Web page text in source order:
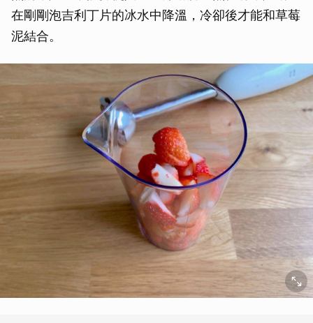
在剛剛泡吉利丁片的冰水中降溫，冷卻後才能和草莓
泥結合。